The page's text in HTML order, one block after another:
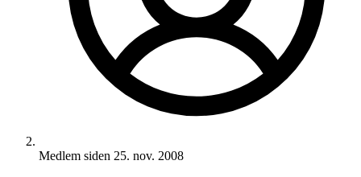
Medlem siden 25. nov. 2008